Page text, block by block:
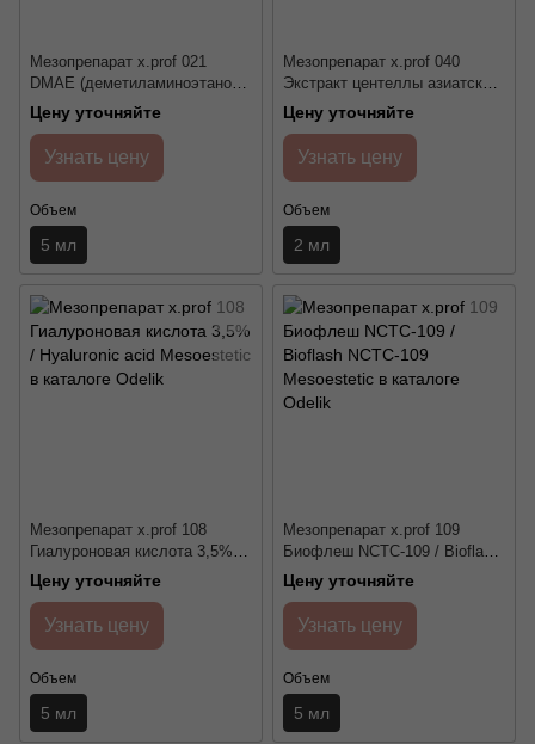
Мезопрепарат x.prof 021
DMAE (деметиламиноэтанол)
3% Mesoestetic
Цену уточняйте
Узнать цену
Объем
5 мл
Мезопрепарат x.prof 040
Экстракт центеллы азиатской
0,5% / Centella asiatica
Mesoestetic
Цену уточняйте
Узнать цену
Объем
2 мл
Мезопрепарат x.prof 108
Гиалуроновая кислота 3,5% /
Hyaluronic acid Mesoestetic
Цену уточняйте
Узнать цену
Объем
5 мл
Мезопрепарат x.prof 109
Биофлеш NCTC-109 / Bioflash
NCTC-109 Mesoestetic
Цену уточняйте
Узнать цену
Объем
5 мл